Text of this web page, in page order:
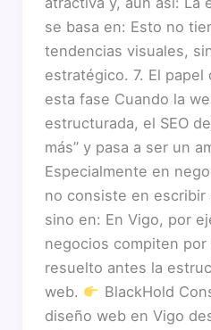
se basa en: Esto no
tendencias visuales,
estratégico. 7. El papel
esta fase Cuando la
estructurada, el SEO
más” y pasa a ser un
Especialmente en
no consiste en
sino en: En Vigo, por
negocios compiten
resuelto antes la
web.
BlackHold
diseño web en Vigo